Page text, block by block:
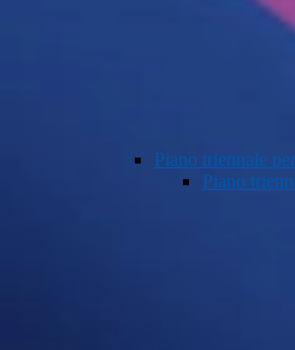
Piano triennale
Piano